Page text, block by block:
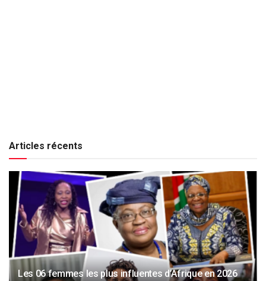
Articles récents
Les 06 femmes les plus influentes d’Afrique en 2026